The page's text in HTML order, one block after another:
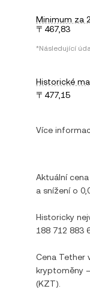
Minimum za
〒467,83
*Následující
Historické
〒477,15
Více
Aktuální cena
a sníženío
Historicky
188 712 883
Cena Tether
kryptoměny
(KZT).